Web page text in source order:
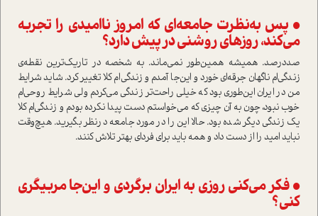
• پس به‌نظرت جامعه‌ای که امروز نا‌امیدی را تجربه
می‌کند، روزهای روشنی در پیش دارد؟
صد‌درصد. همیشه همین‌طور نمی‌ماند. به شخصه در تاریک‌ترین نقطه‌ی
زندگی‌ام ناگهان جرقه‌ای خورد و این‌جا آمدم و زندگی‌ام کلا تغییر کرد. شاید شرایط
من در ایران این‌طوری بود که خیلی راحت‌تر زندگی می‌کردم ولی شرایط روحی‌ام
خوب نبود، چون به آن چیزی که می‌خوا‌ستم دست پیدا نکرده بودم و زندگی‌ام کلا
یک زندگی دیگر شده بود. حالا این را در مورد جامعه در‌نظر بگیرید. هیچ‌وقت
نباید امید را از دست داد و همه باید برای فردای بهتر تلاش کنند.
• فکر می‌کنی روزی به ایران برگردی و این‌جا مربیگری
کنی؟